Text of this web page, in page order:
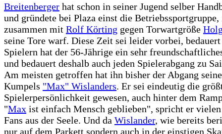
Breitenberger hat schon in seiner Jugend selber
und gründete bei Plaza einst die
zusammen mit Rolf Körting gegen Torwartgröße
seine Tore warf. Diese Zeit sei leider vorbei,
Spielern hat der 56-Jährige ein sehr
und bedauert deshalb auch jeden Spielerabgang zu
Am meisten getroffen hat ihn bisher der Abgang
Kumpels "Max" Wislanders. Er sei eindeutig die
Spielerpersönlichkeit gewesen, auch hinter dem
"Max ist einfach Mensch geblieben", spricht er
Fans aus der Seele. Und da Wislander, wie bereits
nur auf dem Parkett sondern auch in der einstigen